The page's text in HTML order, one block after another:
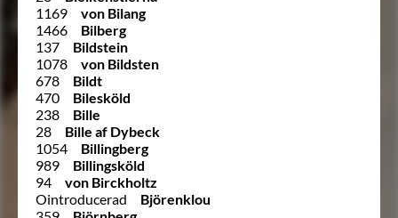
1169
von Bilang
1466
Bilberg
137
Bildstein
1078
von Bildsten
678
Bildt
470
Bilesköld
238
Bille
28
Bille af Dybeck
1054
Billingberg
989
Billingsköld
94
von Birckholtz
Ointroducerad
Björenklou